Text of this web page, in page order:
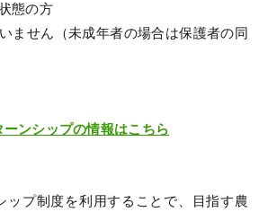
態の方
ません（未成年者の場合は保護者の同
ンシップの情報はこちら
ップ制度を利用することで、目指す農